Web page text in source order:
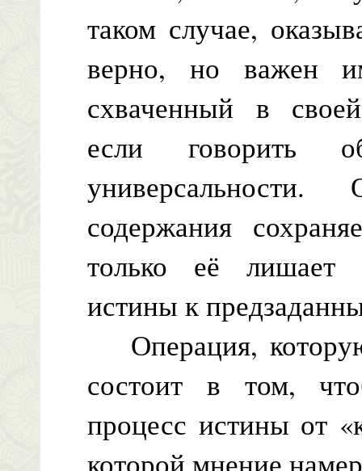
таком случае,
верно, но важен
схваченный в
если говорить
содержания
только её лишает
истины к
Операция,
состоит в том,
процесс истины от